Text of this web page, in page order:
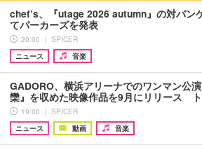
chef’s、『utage 2026 autumn』の対バン
てパーカーズを発表
20:00 ｜ SPICER
ニュース
音楽
GADORO、横浜アリーナでのワンマン公
欒』を収めた映像作品を9月にリリース
19:00 ｜ SPICER
ニュース
動画 音楽